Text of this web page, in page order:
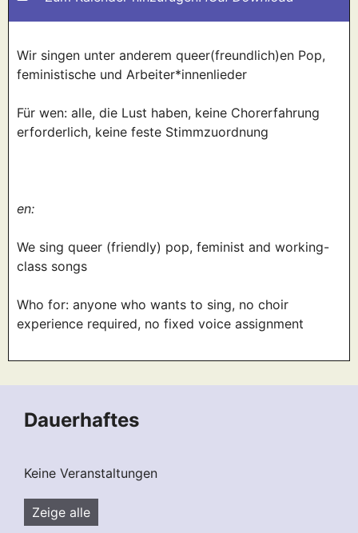
Wir singen unter anderem queer(freundlich)en Pop,
feministische und Arbeiter*innenlieder
Für wen: alle, die Lust haben, keine Chorerfahrung
erforderlich, keine feste Stimmzuordnung
en:
We sing queer (friendly) pop, feminist and working-
class songs
Who for: anyone who wants to sing, no choir
experience required, no fixed voice assignment
Dauerhaftes
Keine Veranstaltungen
Zeige alle